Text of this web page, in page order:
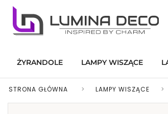
ŻYRANDOLE LAMPY WISZĄCE
STRONA GŁÓWNA > LAMPY WISZĄCE >